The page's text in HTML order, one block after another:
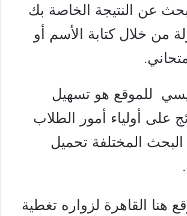
عن النتيجة الخاصة بك
من خلال كتابة الأسم أو
للموقع هو تسهيل
على أولياء أمور الطلاب
المختلفة تحميل
هنا القاهرة لزواره تغطية